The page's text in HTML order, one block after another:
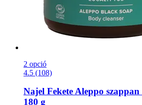
2 opció
4.5 (108)
Najel Fekete Aleppo
180 g